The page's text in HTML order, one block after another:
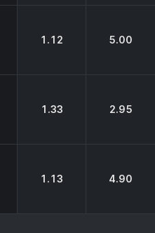
1.12 5.00
1.33 2.95
1.13 4.90